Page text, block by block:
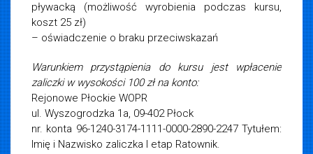
pływacką (możliwość wyrobienia podczas kursu,
koszt 25 zł)
– oświadczenie o braku przeciwskazań
Warunkiem przystąpienia do kursu jest wpłacenie
zaliczki w wysokości 100 zł na konto:
Rejonowe Płockie WOPR
ul. Wyszogrodzka 1a, 09-402 Płock
nr. konta 96-1240-3174-1111-0000-2890-2247 Tytułem:
Imię i Nazwisko zaliczka I etap Ratownik.